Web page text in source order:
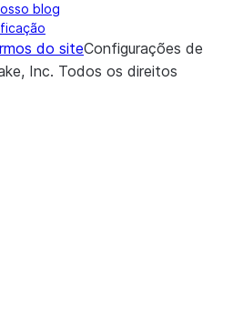
blog
do siteConfigurações de
Inc. Todos os direitos